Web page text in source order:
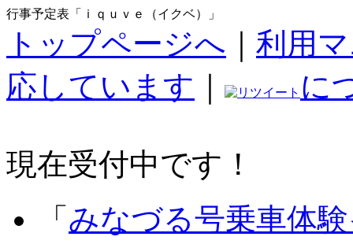
行事予定表「ｉｑｕｖｅ（イクベ）」
トップページへ
利用
応しています
に
現在受付中です！
「 みなづる号乗車体